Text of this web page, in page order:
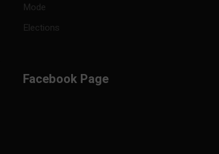
Mode
Elections
Facebook Page